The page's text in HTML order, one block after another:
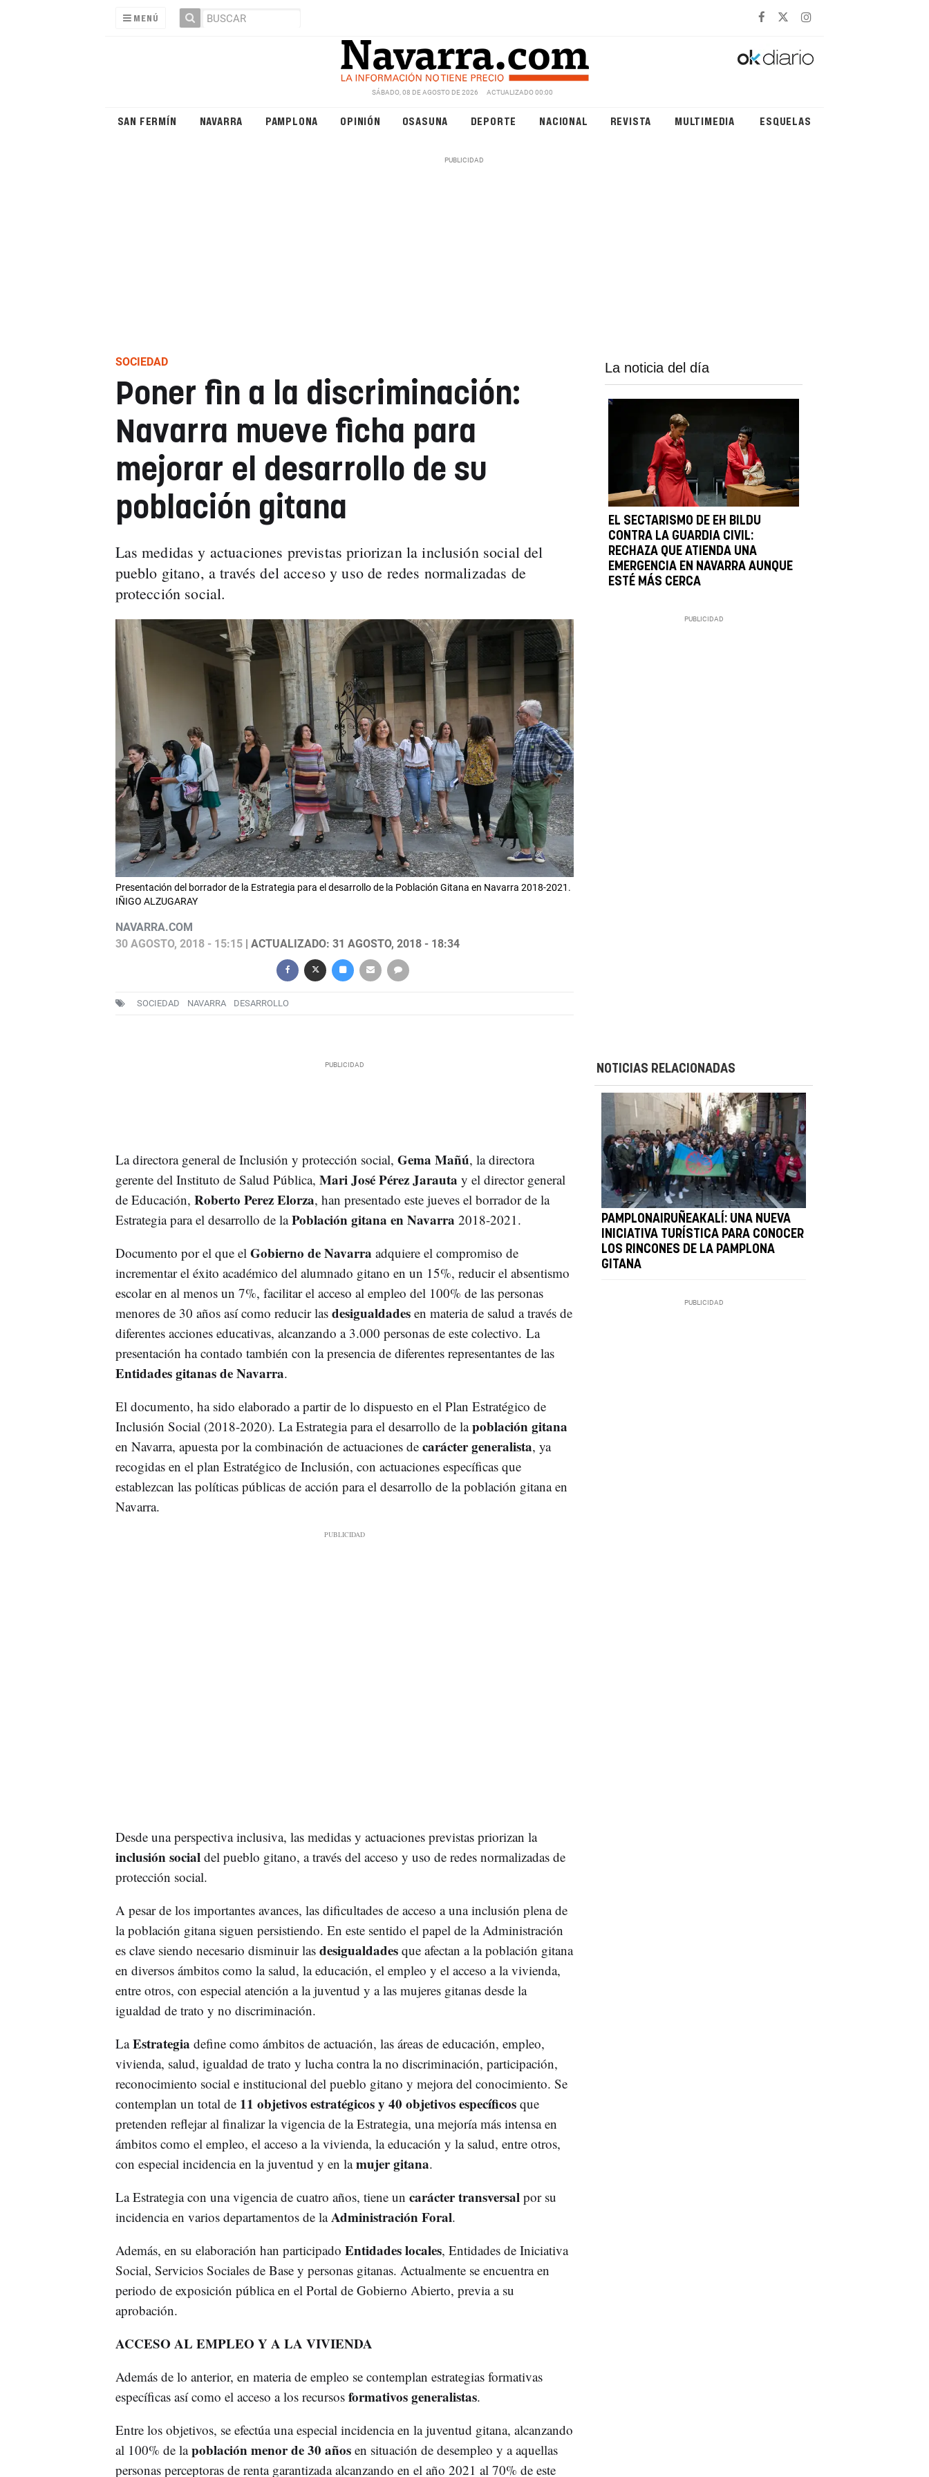
MENÚ
SÁBADO, 08 DE AGOSTO DE 2026 ACTUALIZADO 00:00
SAN FERMÍN NAVARRA PAMPLONA OPINIÓN OSASUNA DEPORTE NACIONAL REVISTA MULTIMEDIA ESQUELAS
SOCIEDAD
Poner fin a la discriminación:
Navarra mueve ficha para
mejorar el desarrollo de su
población gitana
Las medidas y actuaciones previstas priorizan la inclusión social del
pueblo gitano, a través del acceso y uso de redes normalizadas de
protección social.
Presentación del borrador de la Estrategia para el desarrollo de la Población Gitana en Navarra 2018-2021.
IÑIGO ALZUGARAY
NAVARRA.COM
30 AGOSTO, 2018 - 15:15| ACTUALIZADO: 31 AGOSTO, 2018 - 18:34
SOCIEDAD NAVARRA DESARROLLO
La noticia del día
EL SECTARISMO DE EH BILDU
CONTRA LA GUARDIA CIVIL:
RECHAZA QUE ATIENDA UNA
EMERGENCIA EN NAVARRA AUNQUE
ESTÉ MÁS CERCA
La directora general de Inclusión y protección social, Gema Mañú, la directora
gerente del Instituto de Salud Pública, Mari José Pérez Jarauta y el director general
de Educación, Roberto Perez Elorza, han presentado este jueves el borrador de la
Estrategia para el desarrollo de laPoblación gitana en Navarra 2018-2021.
Documento por el que el Gobierno de Navarra adquiere el compromiso de
incrementar el éxito académico del alumnado gitano en un 15%, reducir el absentismo
escolar en al menos un 7%, facilitar el acceso al empleo del 100% de las personas
menores de 30 años así como reducir las desigualdades en materia de salud a través de
diferentes acciones educativas, alcanzando a 3.000 personas de este colectivo. La
presentación ha contado también con la presencia de diferentes representantes de las
Entidades gitanas de Navarra.
El documento, ha sido elaborado a partir de lo dispuesto en el Plan Estratégico de
Inclusión Social (2018-2020). La Estrategia para el desarrollo de lapoblación gitana
en Navarra, apuesta por la combinación de actuaciones de carácter generalista, ya
recogidas en el plan Estratégico de Inclusión, con actuaciones específicas que
establezcan las políticas públicas de acción para el desarrollo de la población gitana en
Navarra.
Desde una perspectiva inclusiva, las medidas y actuaciones previstas priorizan la
inclusión social del pueblo gitano, a través del acceso y uso de redes normalizadas de
protección social.
A pesar de los importantes avances, las dificultades de acceso a una inclusión plena de
la población gitana siguen persistiendo. En este sentido el papel de la Administración
es clave siendo necesario disminuir lasdesigualdadesque afectan a la población gitana
en diversos ámbitos como la salud, la educación, el empleo y el acceso a la vivienda,
entre otros, con especial atención a la juventud y a las mujeres gitanas desde la
igualdad de trato y no discriminación.
LaEstrategia define como ámbitos de actuación, las áreas de educación, empleo,
vivienda, salud, igualdad de trato y lucha contra la no discriminación, participación,
reconocimiento social e institucional del pueblo gitano y mejora del conocimiento. Se
contemplan un total de 11 objetivos estratégicos y 40 objetivos específicosque
pretenden reflejar al finalizar la vigencia de la Estrategia, una mejoría más intensa en
ámbitos como el empleo, el acceso a la vivienda, la educación y la salud, entre otros,
con especial incidencia en la juventud y en lamujer gitana.
La Estrategia con una vigencia de cuatro años, tiene un carácter transversal por su
incidencia en varios departamentos de laAdministración Foral.
Además, en su elaboración han participado Entidades locales, Entidades de Iniciativa
Social, Servicios Sociales de Base y personas gitanas. Actualmente se encuentra en
periodo de exposición pública en el Portal de Gobierno Abierto, previa a su
aprobación.
ACCESO AL EMPLEO Y A LA VIVIENDA
Además de lo anterior, en materia de empleo se contemplan estrategias formativas
específicas así como el acceso a los recursos formativos generalistas.
Entre los objetivos, se efectúa una especial incidencia en la juventud gitana, alcanzando
al 100% de lapoblación menor de 30 añosen situación de desempleo y a aquellas
personas perceptoras de renta garantizada alcanzando en el año 2021 al 70% de este
NOTICIAS RELACIONADAS
PAMPLONAIRUÑEAKALÍ: UNA NUEVA
INICIATIVA TURÍSTICA PARA CONOCER
LOS RINCONES DE LA PAMPLONA
GITANA